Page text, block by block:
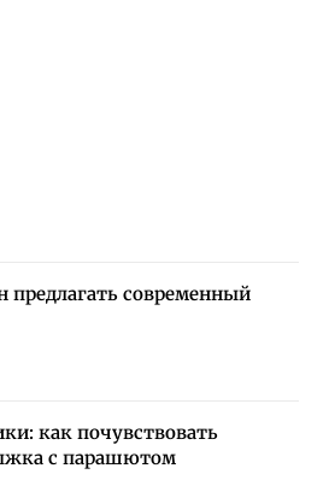
предлагать современный
как почувствовать
с парашютом